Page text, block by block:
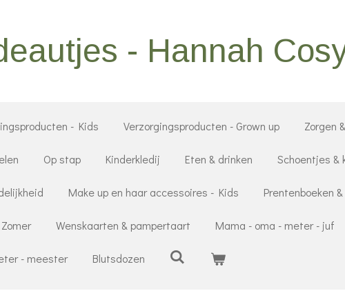
- Hannah
- Kids Verzorgingsproducten - Grown up Zorgen
Op stap Kinderkledij Eten & drinken Schoentjes &
Make up en haar accessoires - Kids Prentenboeken
Zomer Wenskaarten & pampertaart Mama - oma - meter - juf
- meester Blutsdozen